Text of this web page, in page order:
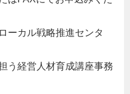
カル戦略推進センタ
う経営人材育成講座事務